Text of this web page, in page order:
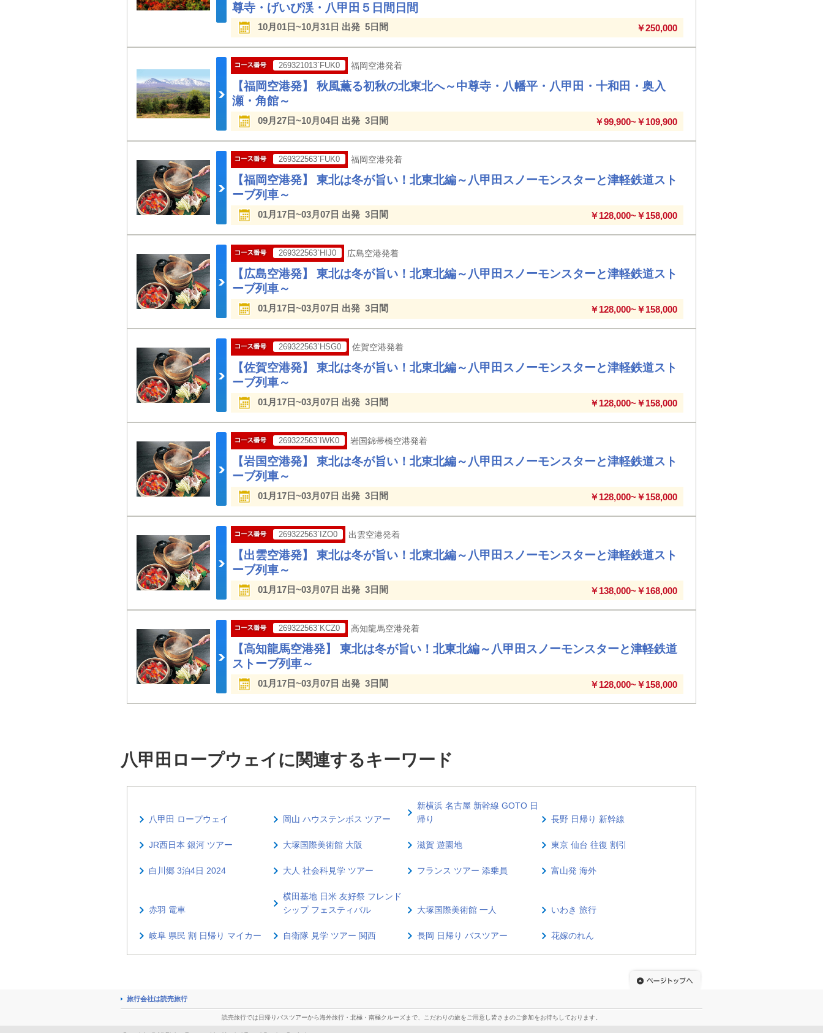
尊寺・げいび渓・八甲田５日間日間
10月01日~10月31日 出発 5日間 ￥250,000
269321013`FUK0 福岡空港発着
【福岡空港発】 秋風薫る初秋の北東北へ～中尊寺・八幡平・八甲田・十和田・奥入
瀬・角館～
09月27日~10月04日 出発 3日間 ￥99,900~￥109,900
269322563`FUK0 福岡空港発着
【福岡空港発】 東北は冬が旨い！北東北編～八甲田スノーモンスターと津軽鉄道スト
ーブ列車～
01月17日~03月07日 出発 3日間 ￥128,000~￥158,000
269322563`HIJ0 広島空港発着
【広島空港発】 東北は冬が旨い！北東北編～八甲田スノーモンスターと津軽鉄道スト
ーブ列車～
01月17日~03月07日 出発 3日間 ￥128,000~￥158,000
269322563`HSG0 佐賀空港発着
【佐賀空港発】 東北は冬が旨い！北東北編～八甲田スノーモンスターと津軽鉄道スト
ーブ列車～
01月17日~03月07日 出発 3日間 ￥128,000~￥158,000
269322563`IWK0 岩国錦帯橋空港発着
【岩国空港発】 東北は冬が旨い！北東北編～八甲田スノーモンスターと津軽鉄道スト
ーブ列車～
01月17日~03月07日 出発 3日間 ￥128,000~￥158,000
269322563`IZO0 出雲空港発着
【出雲空港発】 東北は冬が旨い！北東北編～八甲田スノーモンスターと津軽鉄道スト
ーブ列車～
01月17日~03月07日 出発 3日間 ￥138,000~￥168,000
269322563`KCZ0 高知龍馬空港発着
【高知龍馬空港発】 東北は冬が旨い！北東北編～八甲田スノーモンスターと津軽鉄道
ストーブ列車～
01月17日~03月07日 出発 3日間 ￥128,000~￥158,000
八甲田ロープウェイに関連するキーワード
八甲田 ロープウェイ 岡山 ハウステンボス ツアー
新横浜 名古屋 新幹線 GOTO 日
帰り
長野 日帰り 新幹線
JR西日本 銀河 ツアー 大塚国際美術館 大阪 滋賀 遊園地 東京 仙台 往復 割引
白川郷 3泊4日 2024 大人 社会科見学 ツアー フランス ツアー 添乗員 富山発 海外
赤羽 電車
横田基地 日米 友好祭 フレンド
シップ フェスティバル
大塚国際美術館 一人 いわき 旅行
岐阜 県民 割 日帰り マイカー 自衛隊 見学 ツアー 関西 長岡 日帰り バスツアー 花嫁のれん
旅行会社は読売旅行
読売旅行では日帰りバスツアーから海外旅行・北極・南極クルーズまで、こだわりの旅をご用意し皆さまのご参加をお待ちしております。